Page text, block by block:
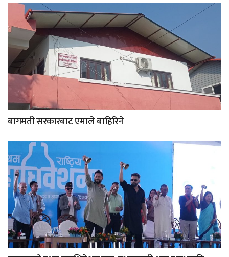
बागमती सरकारबाट एमाले बाहिरिने